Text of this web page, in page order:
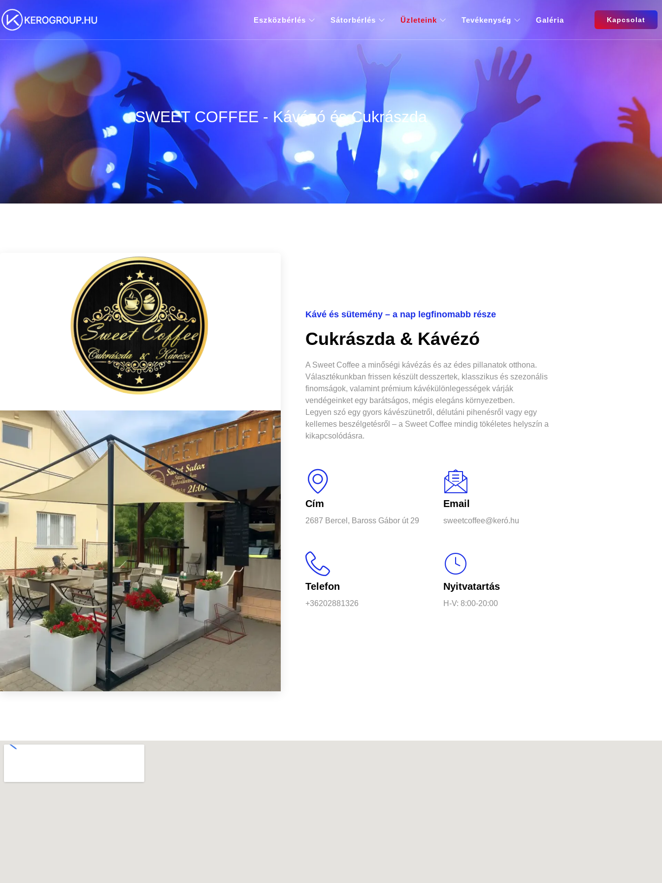
Eszközbérlés Sátorbérlés Üzleteink Tevékenység Galéria Kapcsolat
SWEET COFFEE - Kávézó és Cukrászda
Kávé és sütemény – a nap legfinomabb része
Cukrászda & Kávézó
A Sweet Coffee a minőségi kávézás és az édes pillanatok otthona.
Választékunkban frissen készült desszertek, klasszikus és szezonális
finomságok, valamint prémium kávékülönlegességek várják
vendégeinket egy barátságos, mégis elegáns környezetben.
Legyen szó egy gyors kávészünetről, délutáni pihenésről vagy egy
kellemes beszélgetésről – a Sweet Coffee mindig tökéletes helyszín a
kikapcsolódásra.
Cím
2687 Bercel, Baross Gábor út 29
Telefon
+36202881326
Email
sweetcoffee@keró.hu
Nyitvatartás
H-V: 8:00-20:00